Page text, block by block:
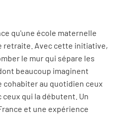
qu'une école maternelle
retraite. Avec cette initiative,
le mur qui sépare les
beaucoup imaginent
cohabiter au quotidien ceux
qui la débutent. Un
et une expérience